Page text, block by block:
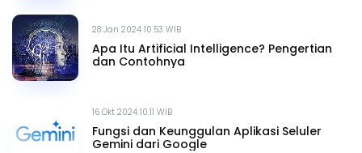
28 Jan 2024 10.53 WIB
Apa Itu Artificial Intelligence? Pengertian
dan Contohnya
16 Okt 2024 10.11 WIB
Fungsi dan Keunggulan Aplikasi Seluler
Gemini dari Google